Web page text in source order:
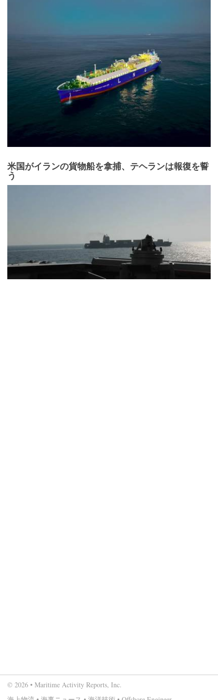
米国がイランの貨物船を拿捕、テヘランは報復を誓
う
© 2026 • Maritime Activity Reports, Inc.